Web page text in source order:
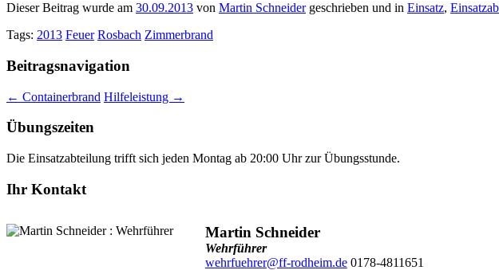
Dieser Beitrag wurde am 30.09.2013 von Martin Schneidergeschrieben und in Einsatz,
Tags: 2013 Feuer Rosbach Zimmerbrand
Beitragsnavigation
← Containerbrand Hilfeleistung →
Übungszeiten
Die Einsatzabteilung trifft sich jeden Montag ab 20:00 Uhr zur Übungsstunde.
Ihr Kontakt
Martin Schneider
Wehrführer
wehrfuehrer@ff-rodheim.de0178-4811651